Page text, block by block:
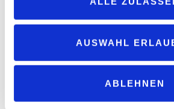
AUSWAHL
ABLEHNEN
konstruktiv begleiten und sich aktiv in die
www.bft.de